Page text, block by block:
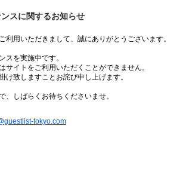
スに関するお知らせ
利用いただきまして、誠にありがとうございます。
スを実施中です。
サイトをご利用いただくことができません。
け致しますことお詫び申し上げます。
、しばらくお待ちくださいませ。
tokyo.com